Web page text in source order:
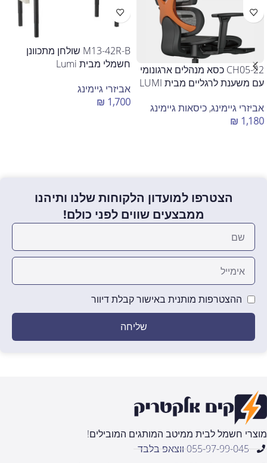
CH05-22 כסא מנהלים ארגונומי
עם משענת לרגליים מבית LUMI
אביזרי גיימינג, כיסאות גיימינג
₪ 1,180
M13-42R-B שולחן מתכוונן
חשמלי מבית Lumi
אביזרי גיימינג
₪ 1,700
הצטרפו למועדון הלקוחות שלנו ותיהנו
ממבצעים שווים לפני כולם!
ההצטרפות מותנית באישור קבלת דיוור
שליחה
מוצרי חשמל לבית ממיטב המותגים המובילים!
055-97-99-045 ווצאפ בלבד